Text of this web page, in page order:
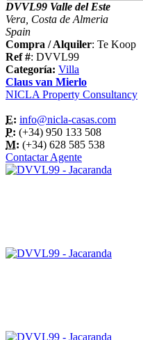
DVVL99 Valle del Este
Vera, Costa de Almeria
Spain
Compra / Alquiler: Te Koop
Ref #: DVVL99
Categoría: Villa
Claus van Mierlo
NICLA Property Consultancy
E: info@nicla-casas.com
P: (+34) 950 133 508
M: (+34) 628 585 538
Contactar Agente